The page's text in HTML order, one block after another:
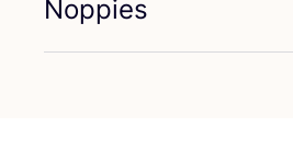
Noppies